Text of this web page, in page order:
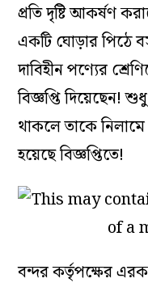
প্রতি দৃষ্টি আকর্ষণ
একটি ঘোড়ার পিঠে
দাবিহীন পণ্যের
বিজ্ঞপ্তি দিয়েছেন!
থাকলে তাকে
হয়েছে বিজ্ঞপ্তিতে!
বন্দর কর্তৃপক্ষের